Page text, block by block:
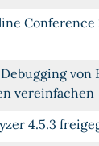
Conference
von
vereinfachen
4.5.3